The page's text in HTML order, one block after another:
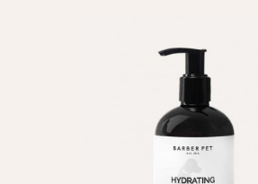
НОВИНКИ
АКЦІЇ
БЛОГ
Оплата і доставка